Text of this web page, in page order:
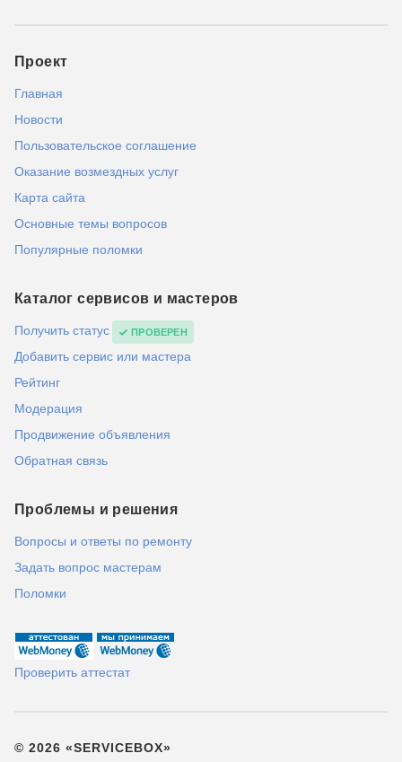
Проект
Главная
Новости
Пользовательское соглашение
Оказание возмездных услуг
Карта сайта
Основные темы вопросов
Популярные поломки
Каталог сервисов и мастеров
Получить статус ПРОВЕРЕН
Добавить сервис или мастера
Рейтинг
Модерация
Продвижение объявления
Обратная связь
Проблемы и решения
Вопросы и ответы по ремонту
Задать вопрос мастерам
Поломки
Проверить аттестат
© 2026 «SERVICEBOX»